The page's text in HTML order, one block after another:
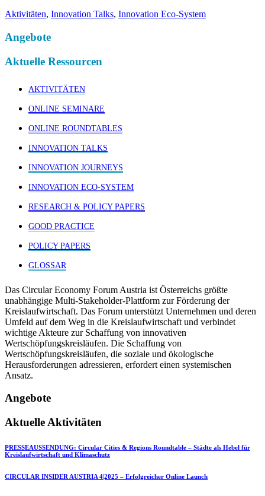
Aktivitäten, Innovation Talks, Innovation Eco-System
Angebote
Aktuelle Ressourcen
AKTIVITÄTEN
ONLINE SEMINARE
ONLINE ROUNDTABLES
INNOVATION TALKS
INNOVATION JOURNEYS
INNOVATION ECO-SYSTEM
RESEARCH & POLICY PAPERS
GOOD PRACTICE
POLICY PAPERS
GLOSSAR
Das Circular Economy Forum Austria ist Österreichs größte
unabhängige Multi-Stakeholder-Plattform zur Förderung der
Kreislaufwirtschaft. Das Forum unterstützt Unternehmen und deren
Umfeld auf dem Weg in die Kreislaufwirtschaft und verbindet
wichtige Akteure zur Schaffung von innovativen
Wertschöpfungskreisläufen. Die Schaffung von
Wertschöpfungskreisläufen, die soziale und ökologische
Herausforderungen adressieren, erfordert einen systemischen
Ansatz.
Angebote
Aktuelle Aktivitäten
PRESSEAUSSENDUNG: Circular Cities & Regions Roundtable – Städte als Hebel für
Kreislaufwirtschaft und Klimaschutz
CIRCULAR INSIDER AUSTRIA 4|2025 – Erfolgreicher Online Launch